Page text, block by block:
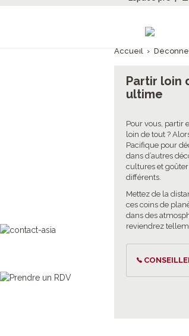
Accueil ›
Partir loin
ultime
Pour vous, partir
loin de tout ?
Pacifique pour
dans d’autres
cultures et
différents.
Mettez de la
ces coins de
dans des
reviendrez